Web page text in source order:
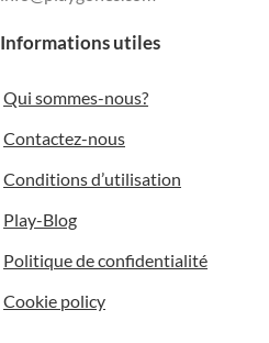
Informations utiles
Qui sommes-nous?
Contactez-nous
Conditions d’utilisation
Play-Blog
Politique de confidentialité
Cookie policy